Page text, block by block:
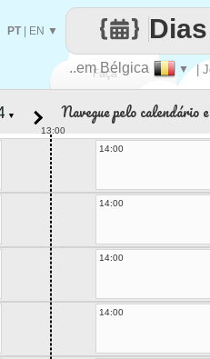
Faça
..em Bélgica ▼ |
PT| EN ▼
▼ Navegue pelo calendário
13:00
14:00
14:00
14:00
14:00